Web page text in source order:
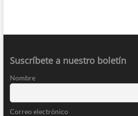
Suscríbete a nuestro boletín
Nombre
Correo electrónico